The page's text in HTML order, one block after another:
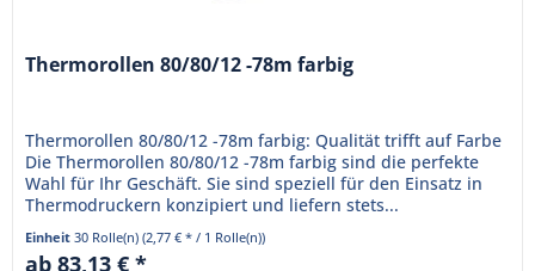
Thermorollen 80/80/12 -78m farbig
Thermorollen 80/80/12 -78m farbig: Qualität trifft auf Farbe
Die Thermorollen 80/80/12 -78m farbig sind die perfekte
Wahl für Ihr Geschäft. Sie sind speziell für den Einsatz in
Thermodruckern konzipiert und liefern stets...
Einheit30 Rolle(n)(2,77 € * / 1 Rolle(n))
ab 83,13 € *